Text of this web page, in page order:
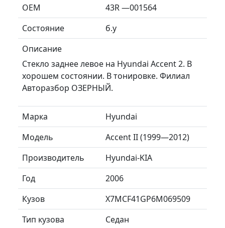
ОЕМ
43R —001564
Состояние
б.у
Описание
Стекло заднее левое на Hyundai Accent 2. В
хорошем состоянии. В тонировке. Филиал
Авторазбор ОЗЕРНЫЙ.
Марка
Hyundai
Модель
Accent II (1999—2012)
Производитель
Hyundai-KIA
Год
2006
Кузов
X7MCF41GP6M069509
Тип кузова
Седан